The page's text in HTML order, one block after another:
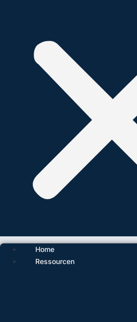
Home
Ressourcen